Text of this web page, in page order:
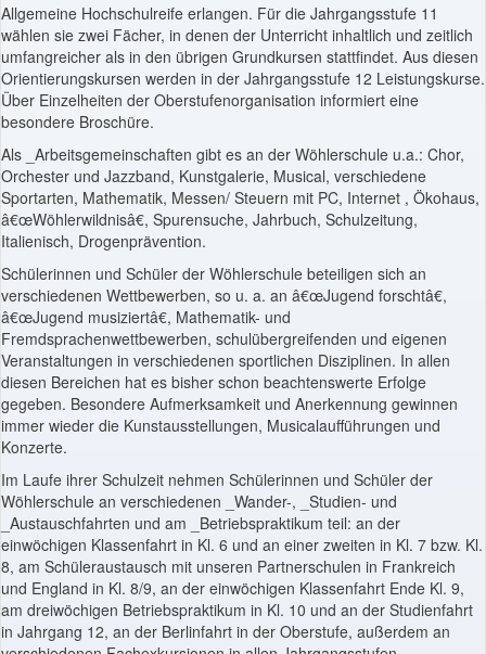
Allgemeine Hochschulreife erlangen. Für die Jahrgangsstufe 11
wählen sie zwei Fächer, in denen der Unterricht inhaltlich und zeitlich
umfangreicher als in den übrigen Grundkursen stattfindet. Aus diesen
Orientierungskursen werden in der Jahrgangsstufe 12 Leistungskurse.
Über Einzelheiten der Oberstufenorganisation informiert eine
besondere Broschüre.
Als _Arbeitsgemeinschaften gibt es an der Wöhlerschule u.a.: Chor,
Orchester und Jazzband, Kunstgalerie, Musical, verschiedene
Sportarten, Mathematik, Messen/ Steuern mit PC, Internet , Ökohaus,
â€œWöhlerwildnisâ€, Spurensuche, Jahrbuch, Schulzeitung,
Italienisch, Drogenprävention.
Schülerinnen und Schüler der Wöhlerschule beteiligen sich an
verschiedenen Wettbewerben, so u. a. an â€œJugend forschtâ€,
â€œJugend musiziertâ€, Mathematik- und
Fremdsprachenwettbewerben, schulübergreifenden und eigenen
Veranstaltungen in verschiedenen sportlichen Disziplinen. In allen
diesen Bereichen hat es bisher schon beachtenswerte Erfolge
gegeben. Besondere Aufmerksamkeit und Anerkennung gewinnen
immer wieder die Kunstausstellungen, Musicalaufführungen und
Konzerte.
Im Laufe ihrer Schulzeit nehmen Schülerinnen und Schüler der
Wöhlerschule an verschiedenen _Wander-, _Studien- und
_Austauschfahrten und am _Betriebspraktikum teil: an der
einwöchigen Klassenfahrt in Kl. 6 und an einer zweiten in Kl. 7 bzw. Kl.
8, am Schüleraustausch mit unseren Partnerschulen in Frankreich
und England in Kl. 8/9, an der einwöchigen Klassenfahrt Ende Kl. 9,
am dreiwöchigen Betriebspraktikum in Kl. 10 und an der Studienfahrt
in Jahrgang 12, an der Berlinfahrt in der Oberstufe, außerdem an